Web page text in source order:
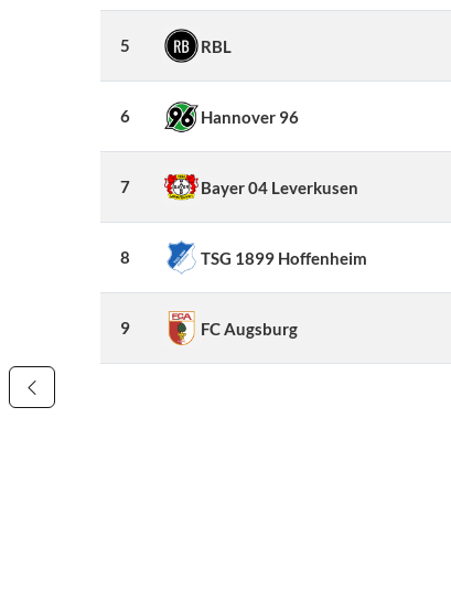
5 RBL
6 Hannover 96
7 Bayer 04 Leverkusen
8 TSG 1899 Hoffenheim
9 FC Augsburg